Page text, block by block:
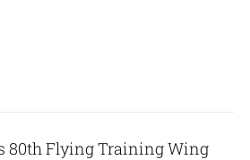
80th Flying Training Wing